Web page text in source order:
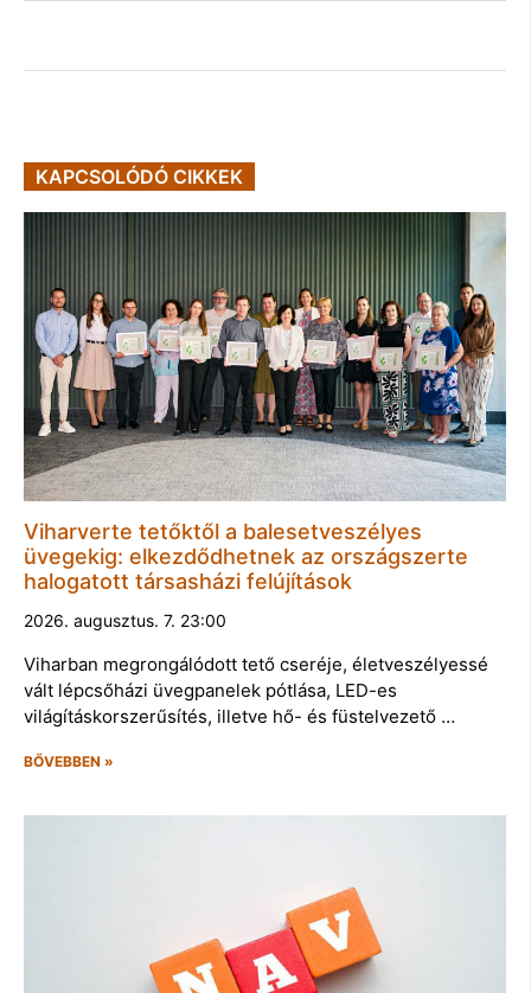
KAPCSOLÓDÓ CIKKEK
Viharverte tetőktől a balesetveszélyes
üvegekig: elkezdődhetnek az országszerte
halogatott társasházi felújítások
2026. augusztus. 7. 23:00
Viharban megrongálódott tető cseréje, életveszélyessé
vált lépcsőházi üvegpanelek pótlása, LED-es
világításkorszerűsítés, illetve hő- és füstelvezető …
BŐVEBBEN »